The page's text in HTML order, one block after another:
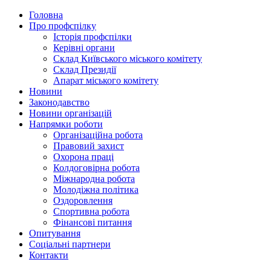
Головна
Про профспілку
Історія профспілки
Керівні органи
Склад Київського міського комітету
Склад Президії
Апарат міського комітету
Новини
Законодавство
Новини організацій
Напрямки роботи
Організаційна робота
Правовий захист
Охорона праці
Колдоговірна робота
Міжнародна робота
Молодіжна політика
Оздоровлення
Спортивна робота
Фінансові питання
Опитування
Соціальні партнери
Контакти